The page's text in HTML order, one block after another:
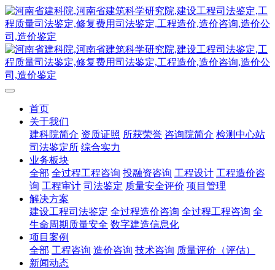
首页
关于我们
建科院简介 资质证照 所获荣誉 咨询院简介 检测中心站
司法鉴定所 综合实力
业务板块
全部 全过程工程咨询 投融资咨询 工程设计 工程造价咨
询 工程审计 司法鉴定 质量安全评价 项目管理
解决方案
建设工程司法鉴定 全过程造价咨询 全过程工程咨询 全
生命周期质量安全 数字建造信息化
项目案例
全部 工程咨询 造价咨询 技术咨询 质量评价（评估）
新闻动态